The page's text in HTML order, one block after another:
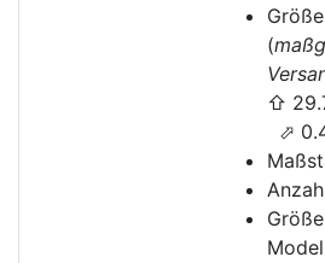
(
⇧
⬀